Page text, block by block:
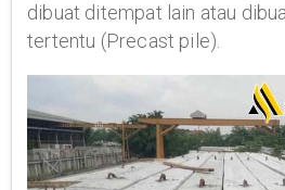
dibuat ditempat lain atau
tertentu (Precast pile).